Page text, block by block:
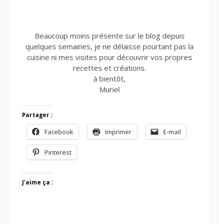
Beaucoup moins présente sur le blog depuis
quelques semaines, je ne délaisse pourtant pas la
cuisine ni mes visites pour découvrir vos propres
recettes et créations.
à bientôt,
Muriel
Partager :
Facebook Imprimer E-mail
Pinterest
J’aime ça :